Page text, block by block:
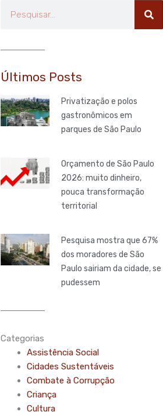
Últimos Posts
Privatização e polos
gastronômicos em
parques de São Paulo
Orçamento de São Paulo
2026: muito dinheiro,
pouca transformação
territorial
Pesquisa mostra que 67%
dos moradores de São
Paulo sairiam da cidade, se
pudessem
Categorias
Assistência Social
Cidades Sustentáveis
Combate à Corrupção
Criança
Cultura